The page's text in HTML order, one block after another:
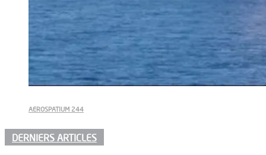
AEROSPATIUM 244
DERNIERS ARTICLES